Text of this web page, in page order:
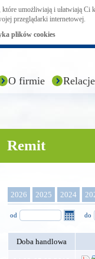
umożliwiają i ułatwiają Ci
przeglądarki internetowej.
plików cookies
O firmie
Remit
2026 2025 2024
od do
Doba handlowa